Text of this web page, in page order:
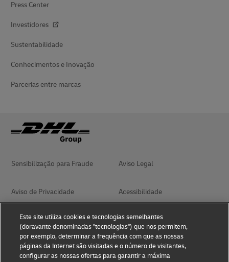
Press Center
Investidores
Sustentabilidade
Conhecimentos e Inovação
Parcerias entre marcas
Sensibilização para Fraude Aviso Legal
Aviso de Privacidade Acessibilidade
Management System Policy Termos de Utilização
Termos e Condições de
Transporte
Livro de Elogios
Este site utiliza cookies e tecnologias semelhantes
(doravante denominadas "tecnologias") que nos permitem,
por exemplo, determinar a frequência com que as nossas
páginas da Internet são visitadas e o número de visitantes,
configurar as nossas ofertas para garantir a máxima